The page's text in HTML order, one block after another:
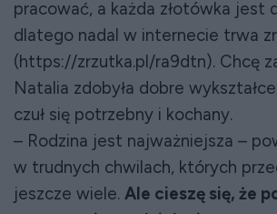
pracować, a każda złotówka jest
dlatego nadal w internecie trwa
(https://zrzutka.pl/ra9dtn). Chcę
Natalia zdobyła dobre
czuł się potrzebny i kochany.
– Rodzina jest najważniejsza –
w trudnych chwilach, których
jeszcze wiele. Ale cieszę się, że